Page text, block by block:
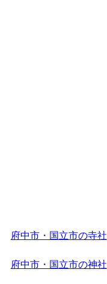
府中市・国立市の寺社
府中市・国立市の神社